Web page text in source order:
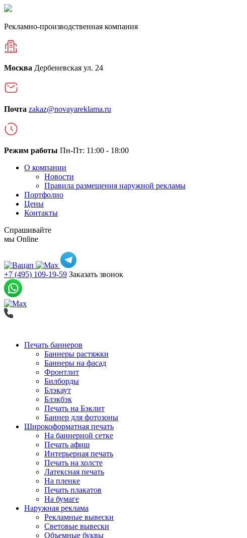
Рекламно-производственная компания
Москва Дербеневская ул. 24
Почта zakaz@novayareklama.ru
Режим работы Пн-Пт: 11:00 - 18:00
О компании
Новости
Правила размещения наружной рекламы
Портфолио
Цены
Контакты
Спрашивайте
мы Online
+7 (495) 109-19-59 Заказать звонок
Печать баннеров
Баннеры растяжки
Баннеры на фасад
Фронтлит
Билборды
Блэкаут
Блэкбэк
Печать на Бэклит
Баннер для фотозоны
Широкоформатная печать
На баннерной сетке
Печать афиш
Интерьерная печать
Печать на холсте
Латексная печать
На пленке
Печать плакатов
На бумаге
Наружная реклама
Рекламные вывески
Световые вывески
Объемные буквы